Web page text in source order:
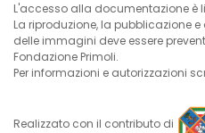
L'accesso alla documentazione è
La riproduzione, la pubblicazione
delle immagini deve essere
Fondazione Primoli.
Per informazioni e autorizzazioni
Realizzato con il contributo di